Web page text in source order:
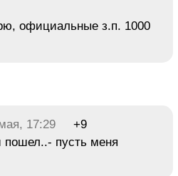
официальные з.п. 1000
17:29
+9
пошел..- пусть меня